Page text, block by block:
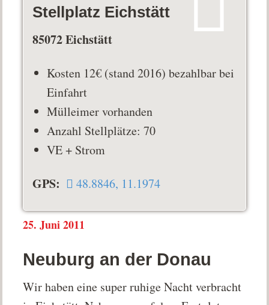
Stellplatz Eichstätt
85072 Eichstätt
Kosten 12€ (stand 2016) bezahlbar bei
Einfahrt
Mülleimer vorhanden
Anzahl Stellplätze: 70
VE + Strom
GPS: 48.8846, 11.1974
25. Juni 2011
Neuburg an der Donau
Wir haben eine super ruhige Nacht verbracht